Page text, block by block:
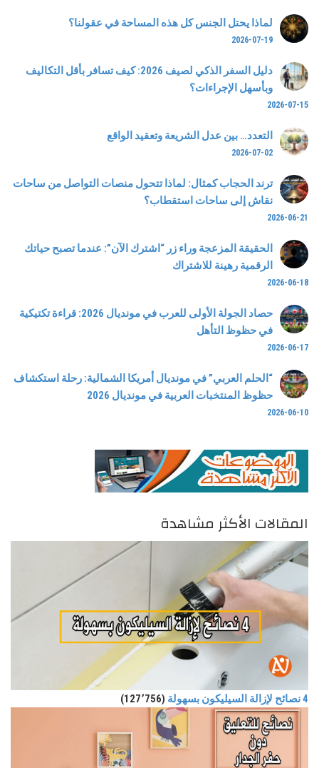
لماذا يحتل الجنس كل هذه المساحة في عقولنا؟
2026-07-19
دليل السفر الذكي لصيف 2026: كيف تسافر بأقل التكاليف
وبأسهل الإجراءات؟
2026-07-15
التعدد… بين عدل الشريعة وتعقيد الواقع
2026-07-02
ترند الحجاب كمثال: لماذا تتحول منصات التواصل من ساحات
نقاش إلى ساحات استقطاب؟
2026-06-21
الحقيقة المزعجة وراء زر “اشترك الآن”: عندما تصبح حياتك
الرقمية رهينة للاشتراك
2026-06-18
حصاد الجولة الأولى للعرب في مونديال 2026: قراءة تكتيكية
في حظوظ التأهل
2026-06-17
“الحلم العربي” في مونديال أمريكا الشمالية: رحلة استكشاف
حظوظ المنتخبات العربية في مونديال 2026
2026-06-10
المقالات الأكثر مشاهدة
4 نصائح لإزالة السيليكون بسهولة (127٬756)